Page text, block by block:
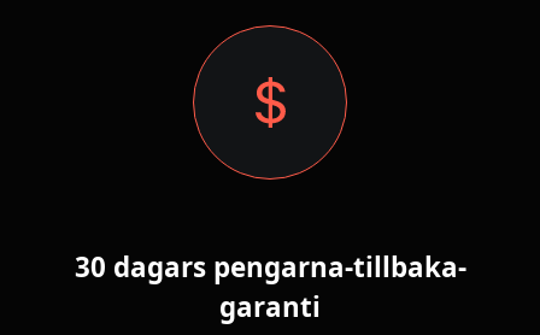
30 dagars pengarna-tillbaka-
garanti